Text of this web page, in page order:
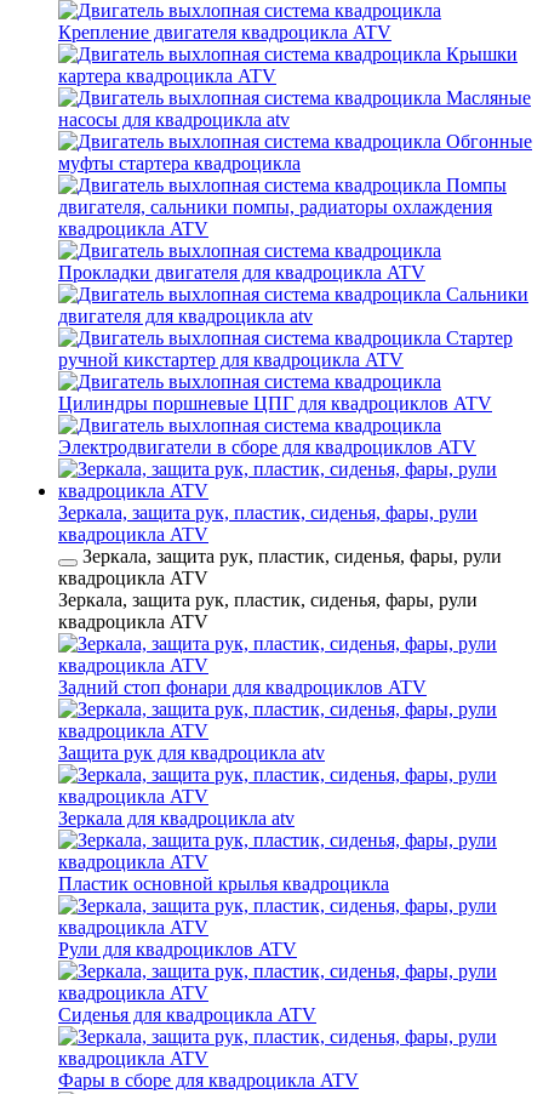
Крепление двигателя квадроцикла ATV
Крышки
картера квадроцикла ATV
Масляные
насосы для квадроцикла atv
Обгонные
муфты стартера квадроцикла
Помпы
двигателя, сальники помпы, радиаторы охлаждения
квадроцикла ATV
Прокладки двигателя для квадроцикла ATV
Сальники
двигателя для квадроцикла atv
Стартер
ручной кикстартер для квадроцикла ATV
Цилиндры поршневые ЦПГ для квадроциклов ATV
Электродвигатели в сборе для квадроциклов ATV
Зеркала, защита рук, пластик, сиденья, фары, рули
квадроцикла ATV
Зеркала, защита рук, пластик, сиденья, фары, рули
квадроцикла ATV
Зеркала, защита рук, пластик, сиденья, фары, рули
квадроцикла ATV
Задний стоп фонари для квадроциклов ATV
Защита рук для квадроцикла atv
Зеркала для квадроцикла atv
Пластик основной крылья квадроцикла
Рули для квадроциклов ATV
Сиденья для квадроцикла ATV
Фары в сборе для квадроцикла ATV